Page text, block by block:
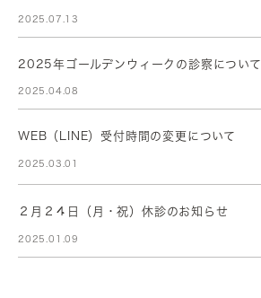
2025.07.13
2025年ゴールデンウィークの診察について
2025.04.08
WEB（LINE）受付時間の変更について
2025.03.01
２月２４日（月・祝）休診のお知らせ
2025.01.09